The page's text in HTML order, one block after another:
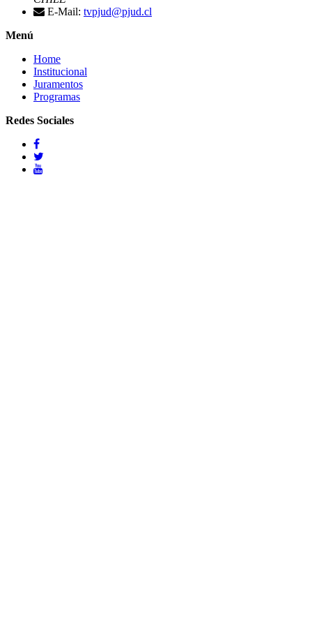
E-Mail: tvpjud@pjud.cl
Menú
Home
Institucional
Juramentos
Programas
Redes Sociales